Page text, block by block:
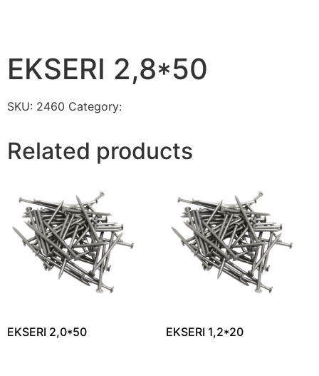
EKSERI 2,8*50
SKU: 2460 Category:
Related products
EKSERI 2,0*50 EKSERI 1,2*20